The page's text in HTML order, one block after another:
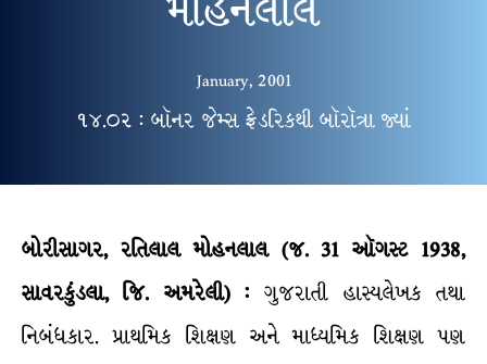
January, 2001
૧૪.૦૨ : બૉનર જેમ્સ ફ્રેડરિકથી બૉરૉત્રા જ્યાં
બોરીસાગર, રતિલાલ મોહનલાલ (જ. 31 ઑગસ્ટ 1938,
સાવરકુંડલા, જિ. અમરેલી) : ગુજરાતી હાસ્યલેખક તથા
નિબંધકાર. પ્રાથમિક શિક્ષણ અને માધ્યમિક શિક્ષણ પણ